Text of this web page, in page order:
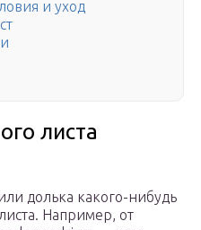
и уход
листа
долька какого-нибудь
Например, от